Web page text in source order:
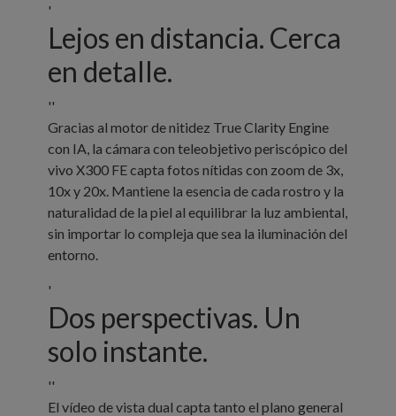
'
Lejos en distancia. Cerca
en detalle.
''
Gracias al motor de nitidez True Clarity Engine
con IA, la cámara con teleobjetivo periscópico del
vivo X300 FE capta fotos nítidas con zoom de 3x,
10x y 20x. Mantiene la esencia de cada rostro y la
naturalidad de la piel al equilibrar la luz ambiental,
sin importar lo compleja que sea la iluminación del
entorno.
'
Dos perspectivas. Un
solo instante.
''
El vídeo de vista dual capta tanto el plano general